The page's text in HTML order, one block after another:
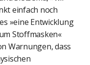
einfach noch
»eine Entwicklung
Stoffmasken«
Warnungen, dass